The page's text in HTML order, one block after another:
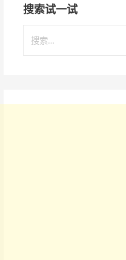
搜索试一试
索